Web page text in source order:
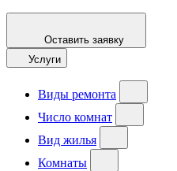
Оставить заявку
Услуги
Виды ремонта
Число комнат
Вид жилья
Комнаты